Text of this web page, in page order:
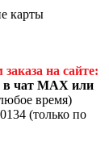
карты
на сайте:
MAX или
время)
(только по